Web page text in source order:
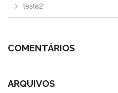
teste2
COMENTÁRIOS
ARQUIVOS